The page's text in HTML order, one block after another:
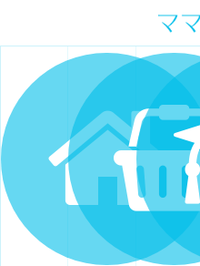
ママの才能発
表現ステージ
ンスを表現し
ま